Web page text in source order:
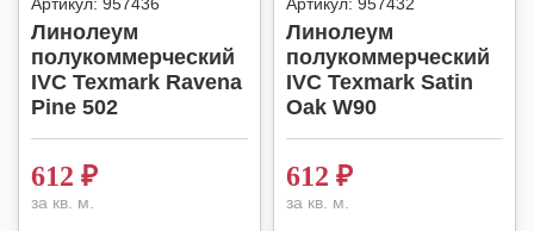
Линолеум
полукоммерческий
IVC Texmark Ravena
Pine 502
612 ₽
за кв. м.
Линолеум
полукоммерческий
IVC Texmark Satin
Oak W90
612 ₽
за кв. м.